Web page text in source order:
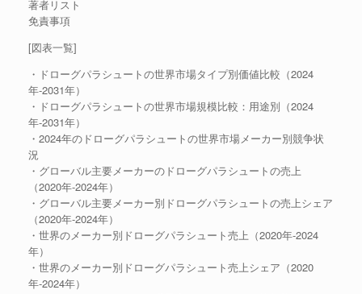
著者リスト
免責事項
[図表一覧]
・ドローグパラシュートの世界市場タイプ別価値比較（2024
年-2031年）
・ドローグパラシュートの世界市場規模比較：用途別（2024
年-2031年）
・2024年のドローグパラシュートの世界市場メーカー別競争状
況
・グローバル主要メーカーのドローグパラシュートの売上
（2020年-2024年）
・グローバル主要メーカー別ドローグパラシュートの売上シェア
（2020年-2024年）
・世界のメーカー別ドローグパラシュート売上（2020年-2024
年）
・世界のメーカー別ドローグパラシュート売上シェア（2020
年-2024年）